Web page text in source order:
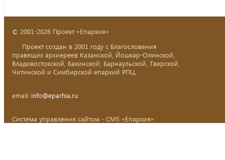
© 2001-2026 Проект «Епархия»
Проект создан в 2001 году с Благословения
правящих архиереев Казанской, Йошкар-Олинской,
Владивостокской, Бакинской, Барнаульской, Тверской,
Читинской и Симбирской епархий РПЦ.
email: info@eparhia.ru
Система управления сайтом - CMS «Епархия»